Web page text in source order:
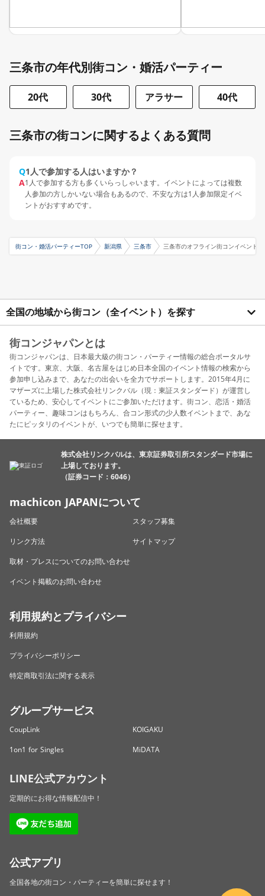
三条市の年代別街コン・婚活パーティー
20代 30代 アラサー 40代
三条市の街コンに関するよくある質問
Q1人で参加する人はいますか？
A1人で参加する方も多くいらっしゃいます。イベントによっては複数
人参加の方しかいない場合もあるので、不安な方は1人参加限定イベ
ントがおすすめです。
街コン・婚活パーティーTOP 新潟県 三条市 三条市のオフライン街コンイベント
全国の地域から街コン（全イベント）を探す
街コンジャパンとは
街コンジャパンは、日本最大級の街コン・パーティー情報の総合ポータルサ
イトです。東京、大阪、名古屋をはじめ日本全国のイベント情報の検索から
参加申し込みまで、あなたの出会いを全力でサポートします。2015年4月に
マザーズに上場した株式会社リンクバル（現：東証スタンダード）が運営し
ているため、安心してイベントにご参加いただけます。街コン、恋活・婚活
パーティー、趣味コンはもちろん、合コン形式の少人数イベントまで、あな
たにピッタリのイベントが、いつでも簡単に探せます。
株式会社リンクバルは、東京証券取引所スタンダード市場に
上場しております。
（証券コード：6046）
machicon JAPANについて
会社概要
スタッフ募集
リンク方法
サイトマップ
取材・プレスについてのお問い合わせ
イベント掲載のお問い合わせ
利用規約とプライバシー
利用規約
プライバシーポリシー
特定商取引法に関する表示
グループサービス
CoupLink
KOIGAKU
1on1 for Singles
MiDATA
LINE公式アカウント
定期的にお得な情報配信中！
公式アプリ
全国各地の街コン・パーティーを簡単に探せます！